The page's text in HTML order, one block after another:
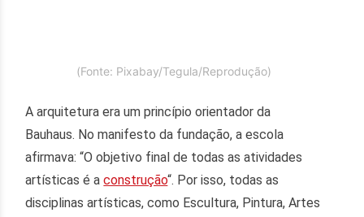
(Fonte: Pixabay/Tegula/Reprodução)
A arquitetura era um princípio orientador da
Bauhaus. No manifesto da fundação, a escola
afirmava: “O objetivo final de todas as atividades
artísticas é aconstrução“. Por isso, todas as
disciplinas artísticas, como Escultura, Pintura, Artes